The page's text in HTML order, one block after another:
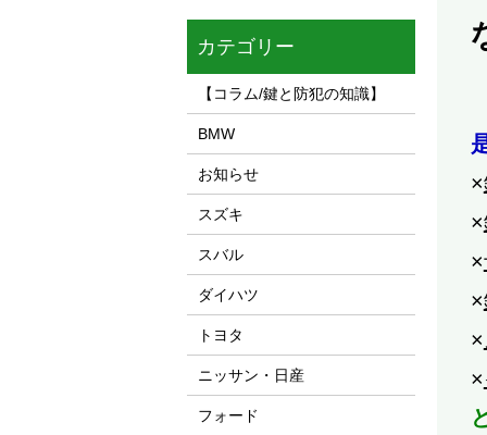
×
×
×
×
×
×
カテゴリー
【コラム/鍵と防犯の知識】
BMW
お知らせ
スズキ
スバル
ダイハツ
トヨタ
ニッサン・日産
フォード